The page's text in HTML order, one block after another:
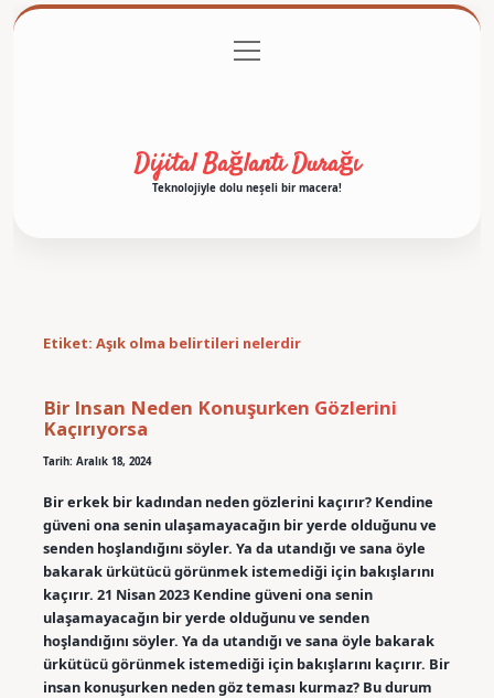
Gizlilik Politikası
menüyü
aç
Dijital Bağlantı Durağı
Teknolojiyle dolu neşeli bir macera!
Etiket: Aşık olma belirtileri nelerdir
Bir Insan Neden Konuşurken Gözlerini
Kaçırıyorsa
Tarih: Aralık 18, 2024
Bir erkek bir kadından neden gözlerini kaçırır? Kendine
güveni ona senin ulaşamayacağın bir yerde olduğunu ve
senden hoşlandığını söyler. Ya da utandığı ve sana öyle
bakarak ürkütücü görünmek istemediği için bakışlarını
kaçırır. 21 Nisan 2023 Kendine güveni ona senin
ulaşamayacağın bir yerde olduğunu ve senden
hoşlandığını söyler. Ya da utandığı ve sana öyle bakarak
ürkütücü görünmek istemediği için bakışlarını kaçırır. Bir
insan konuşurken neden göz teması kurmaz? Bu durum